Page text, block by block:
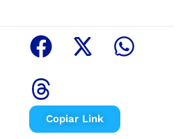
Copiar Link